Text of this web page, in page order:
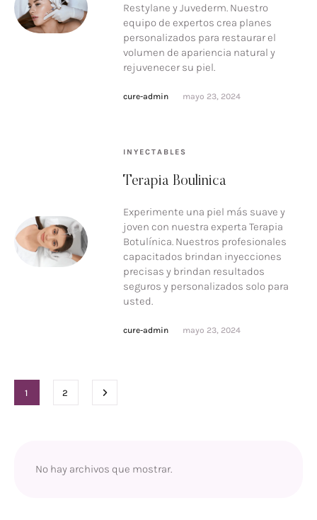
Restylane y Juvederm. Nuestro
equipo de expertos crea planes
personalizados para restaurar el
volumen de apariencia natural y
rejuvenecer su piel.
cure-admin mayo 23, 2024
INYECTABLES
Terapia Boulinica
Experimente una piel más suave y
joven con nuestra experta Terapia
Botulínica. Nuestros profesionales
capacitados brindan inyecciones
precisas y brindan resultados
seguros y personalizados solo para
usted.
cure-admin mayo 23, 2024
1 2
No hay archivos que mostrar.